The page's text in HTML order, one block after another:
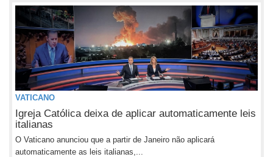
VATICANO
Igreja Católica deixa de aplicar automaticamente leis
italianas
O Vaticano anunciou que a partir de Janeiro não aplicará
automaticamente as leis italianas,...